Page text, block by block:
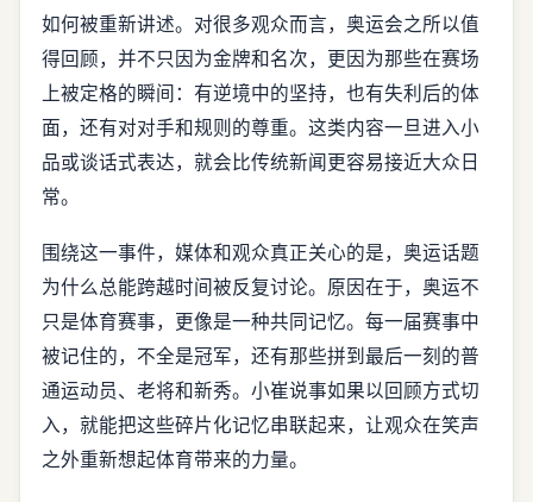
如何被重新讲述。对很多观众而言，奥运会之所以值
得回顾，并不只因为金牌和名次，更因为那些在赛场
上被定格的瞬间：有逆境中的坚持，也有失利后的体
面，还有对对手和规则的尊重。这类内容一旦进入小
品或谈话式表达，就会比传统新闻更容易接近大众日
常。
围绕这一事件，媒体和观众真正关心的是，奥运话题
为什么总能跨越时间被反复讨论。原因在于，奥运不
只是体育赛事，更像是一种共同记忆。每一届赛事中
被记住的，不全是冠军，还有那些拼到最后一刻的普
通运动员、老将和新秀。小崔说事如果以回顾方式切
入，就能把这些碎片化记忆串联起来，让观众在笑声
之外重新想起体育带来的力量。